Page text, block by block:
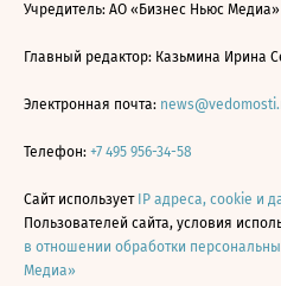
Учредитель: АО «Бизнес Ньюс Медиа»
Главный редактор: Казьмина Ирина
Электронная почта:
Телефон: +7 495 956-34-58
Сайт использует IP адреса, cookie и
Пользователей сайта, условия
в отношении обработки
Медиа»